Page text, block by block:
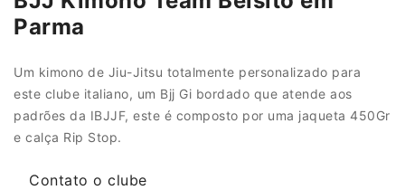
Parma
Um kimono de Jiu-Jitsu totalmente personalizado para
este clube italiano, um Bjj Gi bordado que atende aos
padrões da IBJJF, este é composto por uma jaqueta 450Gr
e calça Rip Stop.
Contato o clube